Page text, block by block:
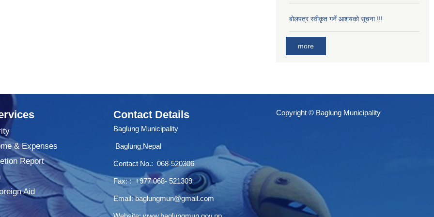
बोलपत्र स्वीकृत गर्ने आशयको सूचना !!!
more
& Expenses
Report
Aid
Contact Details
Baglung Municipality
Baglung,Nepal
Contact No.: 068-520306
Fax: : +977 068- 521309
Email:baglungmun@gmail.com
Copyright © Baglung Municipality